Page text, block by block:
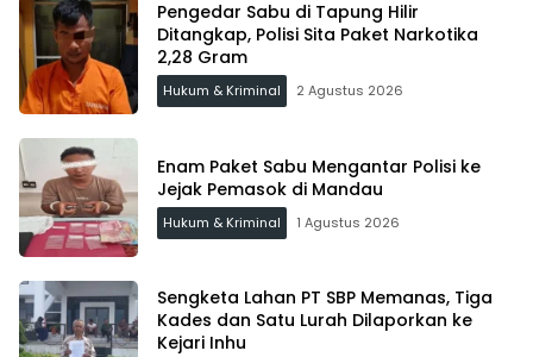
Pengedar Sabu di Tapung Hilir
Ditangkap, Polisi Sita Paket Narkotika
2,28 Gram
Hukum & Kriminal 2 Agustus 2026
Enam Paket Sabu Mengantar Polisi ke
Jejak Pemasok di Mandau
Hukum & Kriminal 1 Agustus 2026
Sengketa Lahan PT SBP Memanas, Tiga
Kades dan Satu Lurah Dilaporkan ke
Kejari Inhu